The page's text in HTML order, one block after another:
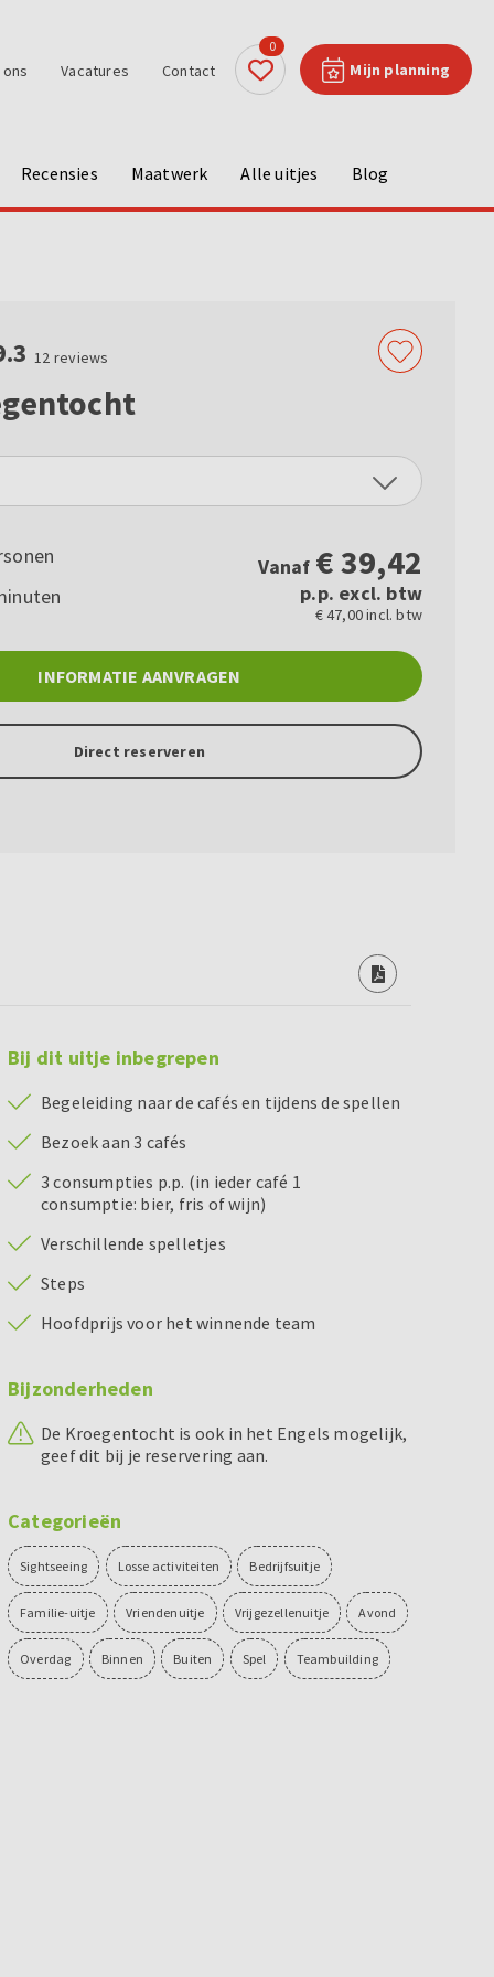
Mijn planning
0
Vacatures Contact
Recensies Maatwerk Alle uitjes Blog
12 reviews
Vanaf €39,42
p.p. excl. btw
€ 47,00 incl. btw
INFORMATIE AANVRAGEN
Direct reserveren
Bij dit uitje inbegrepen
Begeleiding naar de cafés en tijdens de spellen
Bezoek aan 3 cafés
3 consumpties p.p. (in ieder café 1
consumptie: bier, fris of wijn)
Verschillende spelletjes
Steps
Hoofdprijs voor het winnende team
Bijzonderheden
De Kroegentocht is ook in het Engels mogelijk,
geef dit bij je reservering aan.
Categorieën
Sightseeing Losse activiteiten Bedrijfsuitje
Familie-uitje Vriendenuitje Vrijgezellenuitje Avond
Overdag Binnen Buiten Spel Teambuilding